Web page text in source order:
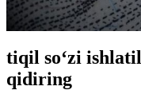
tiqil so‘zi
qidiring